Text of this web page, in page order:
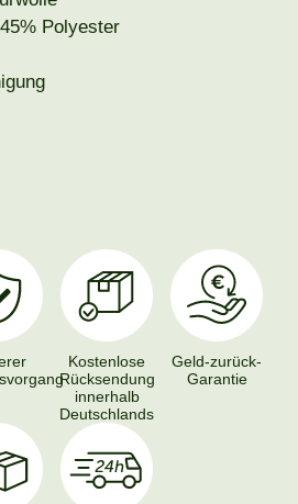
Polyester
Kostenlose
Rücksendung
innerhalb
Deutschlands
Geld-zurück-
Garantie